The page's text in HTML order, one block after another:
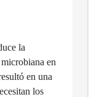
la
en
en una
los